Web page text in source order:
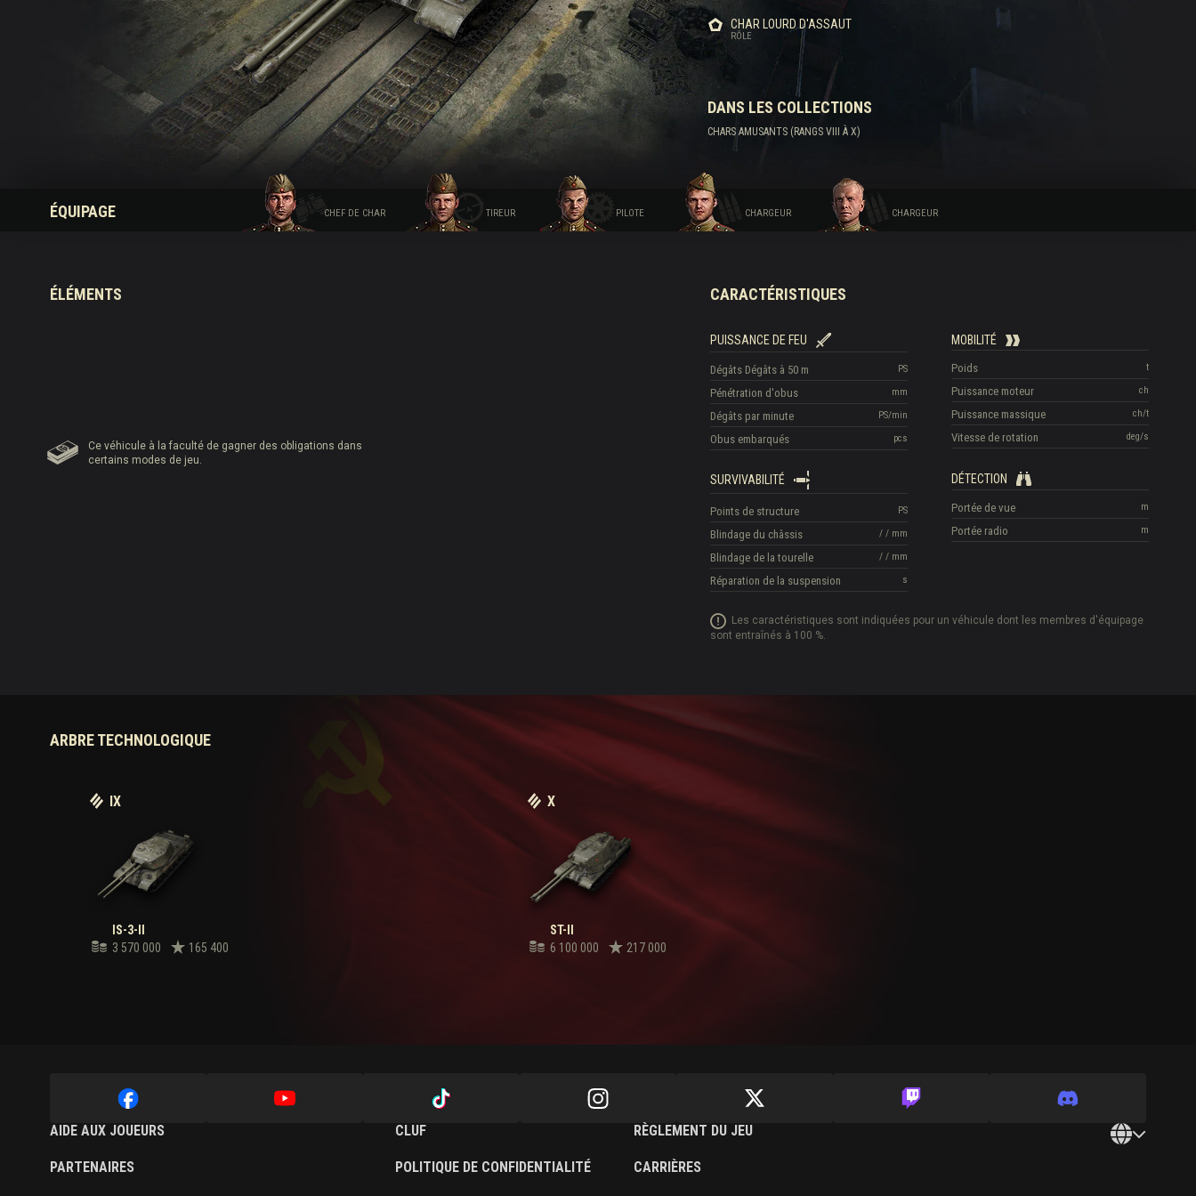
Guide des Butins Twitch RÔLE
CHAR LOURD D'ASSAUT
DANS LES COLLECTIONS
CHARS AMUSANTS (RANGS VIII À X)
ÉQUIPAGE CHEF DE CHAR TIREUR PILOTE CHARGEUR CHARGEUR
ÉLÉMENTS
Ce véhicule à la faculté de gagner des obligations dans
certains modes de jeu.
CARACTÉRISTIQUES
PUISSANCE DE FEU
PS
Dégâts Dégâts à 50 m
mm
Pénétration d'obus
PS/min
Dégâts par minute
pcs
Obus embarqués
MOBILITÉ
t
Poids
ch
Puissance moteur
ch/t
Puissance massique
deg/s
Vitesse de rotation
SURVIVABILITÉ
PS
Points de structure
/ / mm
Blindage du châssis
/ / mm
Blindage de la tourelle
s
Réparation de la suspension
DÉTECTION
m
Portée de vue
m
Portée radio
Les caractéristiques sont indiquées pour un véhicule dont les membres d'équipage
sont entraînés à 100 %.
ARBRE TECHNOLOGIQUE
IS-3-II
3 570 000
165 400
IX
ST-II
6 100 000
217 000
X
AIDE AUX JOUEURS
PARTENAIRES
CLUF
POLITIQUE DE CONFIDENTIALITÉ
RÈGLEMENT DU JEU
CARRIÈRES